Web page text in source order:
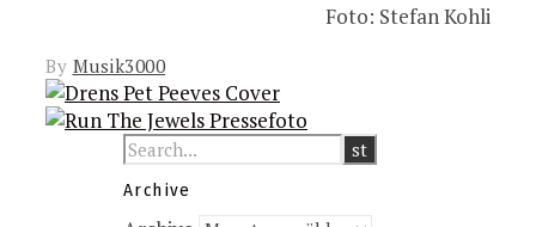
Foto: Stefan Kohli
By Musik3000
Archive